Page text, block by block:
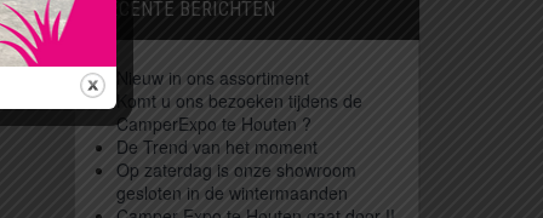
RECENTE BERICHTEN
Nieuw in ons assortiment
Komt u ons bezoeken tijdens de
CamperExpo te Houten ?
De Trend van het moment
Op zaterdag is onze showroom
gesloten in de wintermaanden